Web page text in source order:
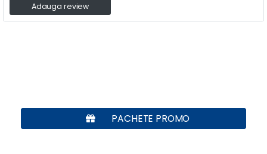
Adauga review
PACHETE PROMO